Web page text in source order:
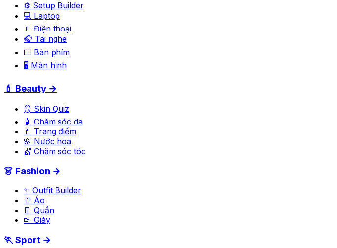
⚙️ Setup Builder
💻 Laptop
📱 Điện thoại
🎧 Tai nghe
⌨️ Bàn phím
🖥️ Màn hình
💄 Beauty →
🪞 Skin Quiz
🧴 Chăm sóc da
💄 Trang điểm
🌸 Nước hoa
💇 Chăm sóc tóc
👗 Fashion →
✨ Outfit Builder
👕 Áo
👖 Quần
👟 Giày
🏃 Sport →